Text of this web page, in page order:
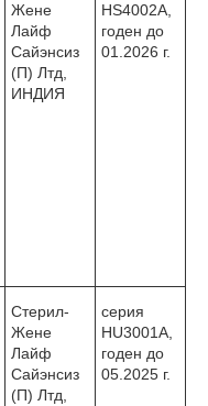
Жене
Лайф
Сайэнсиз
(П) Лтд,
ИНДИЯ
HS4002А,
годен до
01.2026 г.
Стерил-
Жене
Лайф
Сайэнсиз
(П) Лтд,
серия
HU3001А,
годен до
05.2025 г.